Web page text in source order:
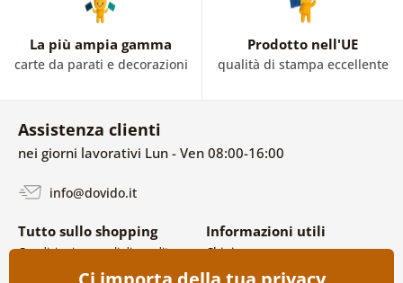
La più ampia gamma
carte da parati e decorazioni
Prodotto nell'UE
qualità di stampa eccellente
Assistenza clienti
nei giorni lavorativi Lun - Ven 08:00-16:00
info@dovido.it
Tutto sullo shopping
Condizioni generali di vendita e
Informazioni utili
Chi siamo
FAQ